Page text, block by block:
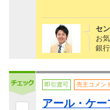
セ
お
銀
即引渡可 売主コメン
アール・ケ